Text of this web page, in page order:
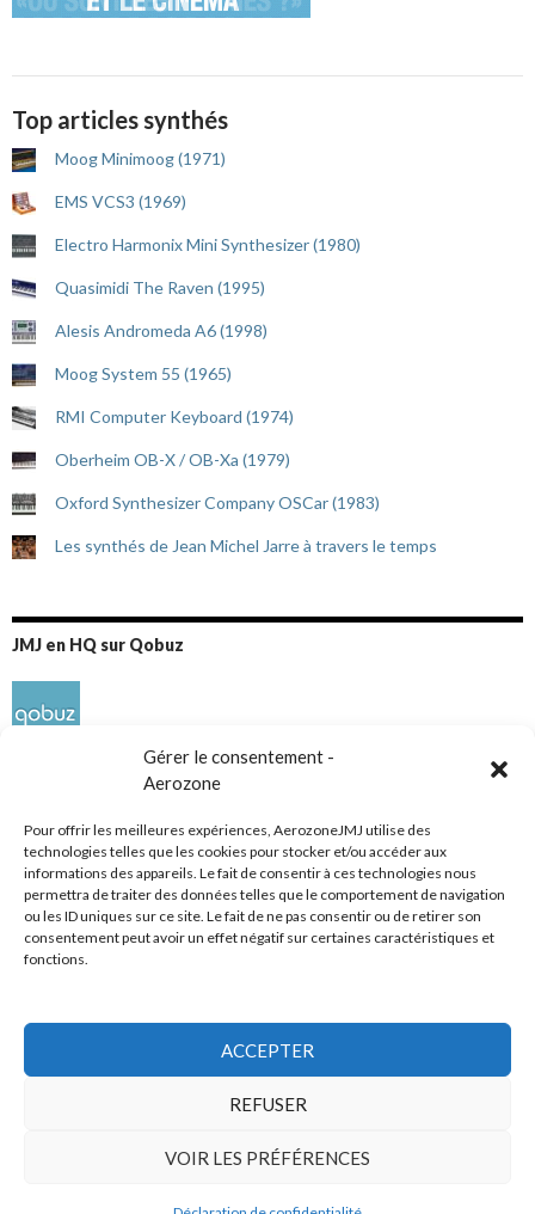
Gérer le consentement -
Aerozone
Pour offrir les meilleures expériences, AerozoneJMJ utilise des
technologies telles que les cookies pour stocker et/ou accéder aux
informations des appareils. Le fait de consentir à ces technologies nous
permettra de traiter des données telles que le comportement de navigation
ou les ID uniques sur ce site. Le fait de ne pas consentir ou de retirer son
consentement peut avoir un effet négatif sur certaines caractéristiques et
fonctions.
ACCEPTER
REFUSER
VOIR LES PRÉFÉRENCES
Top articles synthés
Moog Minimoog (1971)
EMS VCS3 (1969)
Electro Harmonix Mini Synthesizer (1980)
Quasimidi The Raven (1995)
Alesis Andromeda A6 (1998)
Moog System 55 (1965)
RMI Computer Keyboard (1974)
Oberheim OB-X / OB-Xa (1979)
Oxford Synthesizer Company OSCar (1983)
Les synthés de Jean Michel Jarre à travers le temps
JMJ en HQ sur Qobuz
Réseaux sociaux
© Mars 2006-Août 2026